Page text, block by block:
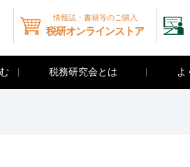
情報誌・書籍等のご購入
税研オンラインストア
税務研究会とは よ